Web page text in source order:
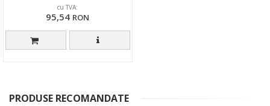
cu TVA:
95,54 RON
PRODUSE RECOMANDATE